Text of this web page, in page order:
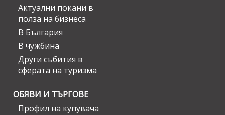
Актуални покани в
полза на бизнеса
В България
В чужбина
Други събития в
сферата на туризма
ОБЯВИ И ТЪРГОВЕ
Профил на купувача